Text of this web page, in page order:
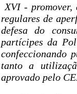
XVI -
regulares de
defesa do
partícipes da
confeccionando
tanto a
aprovado pelo